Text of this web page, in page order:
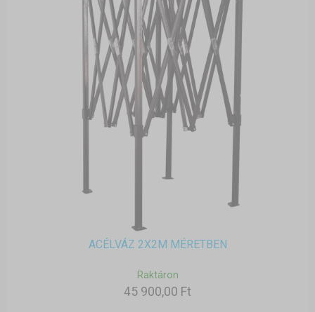
ACÉLVÁZ 2X2M MÉRETBEN
Raktáron
45 900,00 Ft